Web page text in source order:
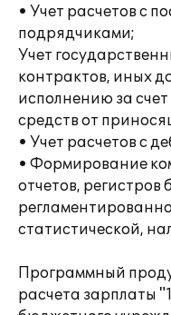
• Учет расчетов с
подрядчиками;
Учет
контрактов, иных
исполнению за
средств от
• Учет расчетов с
• Формирование
отчетов, регистров
статистической,
Программный
расчета зарплаты